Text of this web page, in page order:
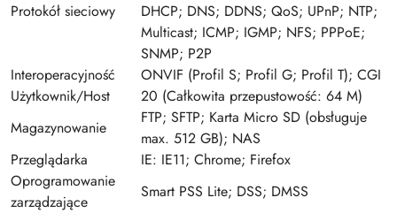
Protokół sieciowy
DHCP; DNS; DDNS; QoS; UPnP; NTP;
Multicast; ICMP; IGMP; NFS; PPPoE;
SNMP; P2P
Interoperacyjność
ONVIF (Profil S; Profil G; Profil T); CGI
Użytkownik/Host
20 (Całkowita przepustowość: 64 M)
Magazynowanie
FTP; SFTP; Karta Micro SD (obsługuje
max. 512 GB); NAS
Przeglądarka
IE: IE11; Chrome; Firefox
Oprogramowanie
zarządzające
Smart PSS Lite; DSS; DMSS